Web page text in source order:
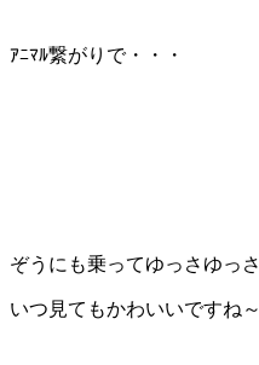
ｱﾆﾏﾙ繋がりで・・・
ぞうにも乗ってゆっさゆっさ
いつ見てもかわいいですね～